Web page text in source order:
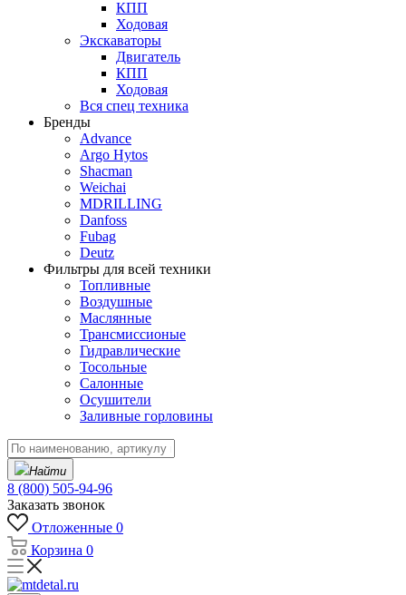
КПП
Ходовая
Экскаваторы
Двигатель
КПП
Ходовая
Вся спец техника
Бренды
Advance
Argo Hytos
Shacman
Weichai
MDRILLING
Danfoss
Fubag
Deutz
Фильтры для всей техники
Топливные
Воздушные
Маслянные
Трансмиссионые
Гидравлические
Тосольные
Салонные
Осушители
Заливные горловины
Найти
8 (800) 505-94-96
Заказать звонок
Отложенные 0
Корзина 0